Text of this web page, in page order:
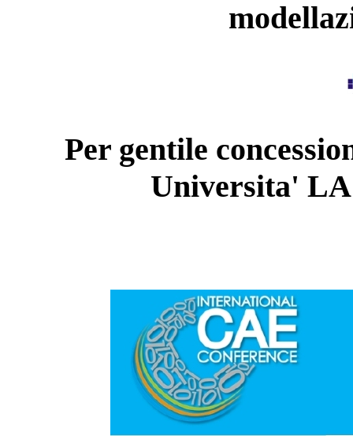
Per gentile
Universita'